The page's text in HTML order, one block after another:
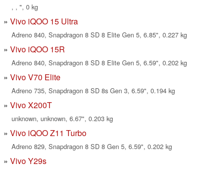
, , ", 0 kg
Vivo iQOO 15 Ultra
Adreno 840, Snapdragon 8 SD 8 Elite Gen 5, 6.85", 0.227 kg
Vivo iQOO 15R
Adreno 840, Snapdragon 8 SD 8 Elite Gen 5, 6.59", 0.202 kg
Vivo V70 Elite
Adreno 735, Snapdragon 8 SD 8s Gen 3, 6.59", 0.194 kg
Vivo X200T
unknown, unknown, 6.67", 0.203 kg
Vivo iQOO Z11 Turbo
Adreno 829, Snapdragon 8 SD 8 Gen 5, 6.59", 0.202 kg
Vivo Y29s